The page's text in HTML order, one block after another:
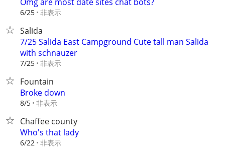
6/25 非表示
Salida
7/25 Salida East Campground Cute tall man Salida
with schnauzer
7/25 非表示
Fountain
Broke down
8/5 非表示
Chaffee county
Who's that lady
6/22 非表示